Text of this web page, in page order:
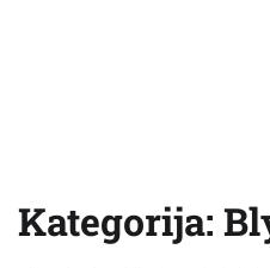
Kategorija: